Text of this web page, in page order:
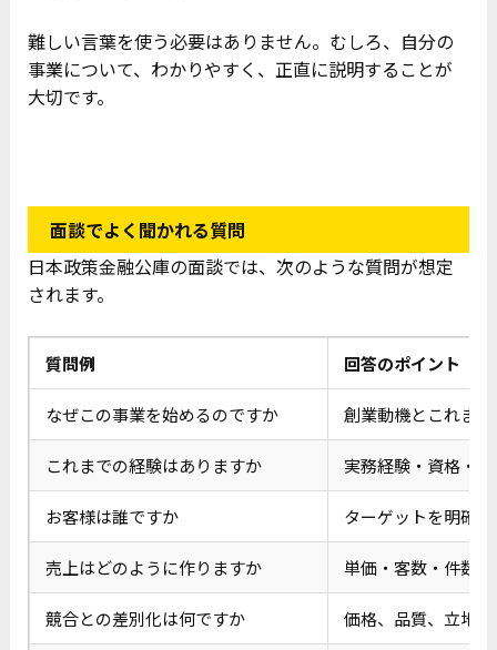
難しい言葉を使う必要はありません。むしろ、自分の
事業について、わかりやすく、正直に説明することが
大切です。
面談でよく聞かれる質問
日本政策金融公庫の面談では、次のような質問が想定
されます。
質問例 回答のポイント
なぜこの事業を始めるのですか 創業動機とこれま
これまでの経験はありますか 実務経験・資格・
お客様は誰ですか ターゲットを明確
売上はどのように作りますか 単価・客数・件数
競合との差別化は何ですか 価格、品質、立地